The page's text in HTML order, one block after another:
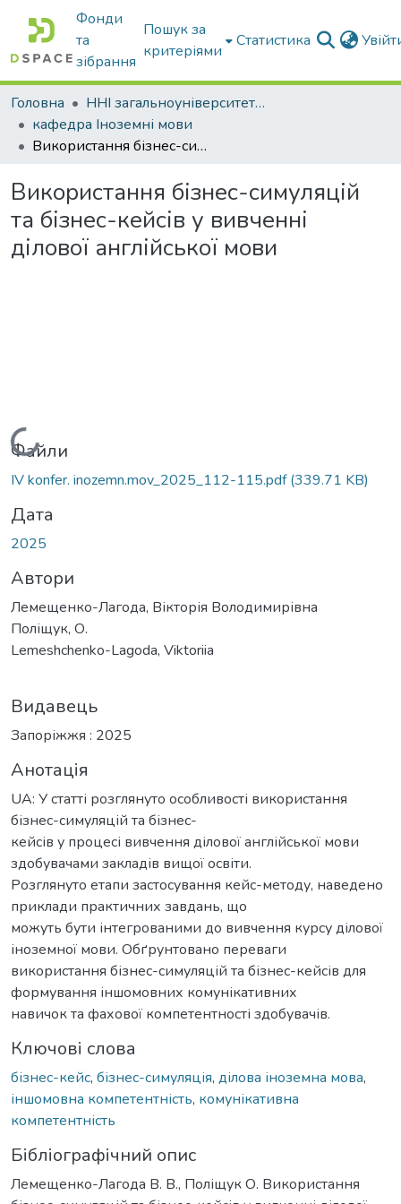
Фонди
та
зібрання
Пошук за
критеріями
Статистика
Головна
ННІ загальноуніверситетської підготовки
кафедра Іноземні мови
Використання бізнес-симуляцій та бізнес-кейсів у вивченні ділової англійської мови
Використання бізнес-симуляцій
та бізнес-кейсів у вивченні
ділової англійської мови
Вантажиться...
Файли
IV konfer. inozemn.mov_2025_112-115.pdf(339.71 KB)
Дата
2025
Автори
Лемещенко-Лагода, Вікторія Володимирівна
Поліщук, О.
Lemeshchenko-Lagoda, Viktoriia
Видавець
Запоріжжя : 2025
Анотація
UA: У статті розглянуто особливості використання
бізнес-симуляцій та бізнес-
кейсів у процесі вивчення ділової англійської мови
здобувачами закладів вищої освіти.
Розглянуто етапи застосування кейс-методу, наведено
приклади практичних завдань, що
можуть бути інтегрованими до вивчення курсу ділової
іноземної мови. Обґрунтовано переваги
використання бізнес-симуляцій та бізнес-кейсів для
формування іншомовних комунікативних
навичок та фахової компетентності здобувачів.
Ключові слова
бізнес-кейс, бізнес-симуляція, ділова іноземна мова,
іншомовна компетентність, комунікативна
компетентність
Бібліографічний опис
Лемещенко-Лагода В. В., Поліщук О. Використання